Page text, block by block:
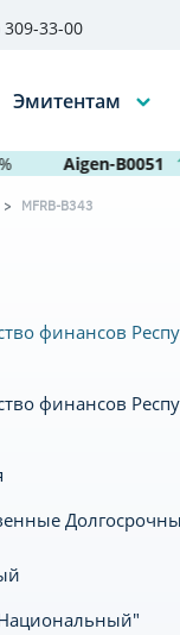
309-33-00
Эмитентам
Aigen-B0051
MFRB-B343
финансов
финансов